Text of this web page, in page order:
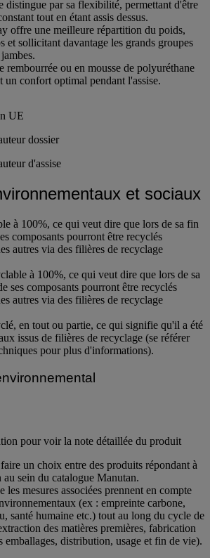
distingue par sa flexibilité, permettant d'être
tout en étant assis dessus.
offre une meilleure répartition du poids,
et sollicitant davantage les grands groupes
rembourrée ou en mousse de polyuréthane
un confort optimal pendant l'assise.
UE
dossier
d'assise
et sociaux
à 100%, ce qui veut dire que lors de sa fin
composants pourront être recyclés
autres via des filières de recyclage
à 100%, ce qui veut dire que lors de sa
ses composants pourront être recyclés
autres via des filières de recyclage
en tout ou partie, ce qui signifie qu'il a été
issus de filières de recyclage (se référer
pour plus d'informations).
pour voir la note détaillée du produit
un choix entre des produits répondant à
au sein du catalogue Manutan.
les mesures associées prennent en compte
(ex : empreinte carbone,
santé humaine etc.) tout au long du cycle de
des matières premières, fabrication
emballages, distribution, usage et fin de vie).